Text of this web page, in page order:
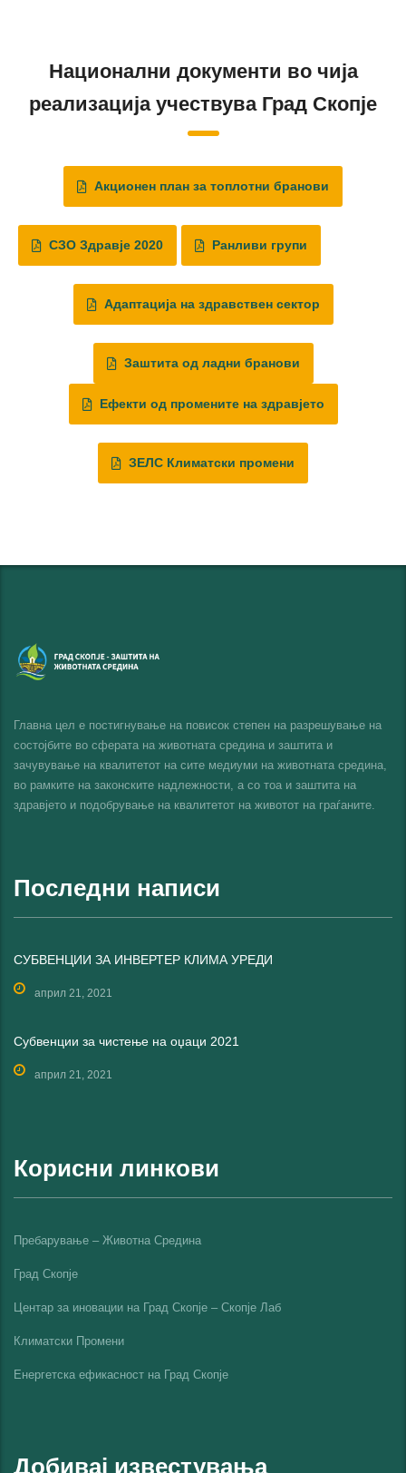
Национални документи во чија
реализација учествува Град Скопје
Акционен план за топлотни бранови
СЗО Здравје 2020 Ранливи групи
Адаптација на здравствен сектор
Заштита од ладни бранови
Ефекти од промените на здравјето
ЗЕЛС Климатски промени
Главна цел е постигнување на повисок степен на разрешување на
состојбите во сферата на животната средина и заштита и
зачувување на квалитетот на сите медиуми на животната средина,
во рамките на законските надлежности, а со тоа и заштита на
здравјето и подобрување на квалитетот на животот на граѓаните.
Последни написи
СУБВЕНЦИИ ЗА ИНВЕРТЕР КЛИМА УРЕДИ
април 21, 2021
Субвенции за чистење на оџаци 2021
април 21, 2021
Корисни линкови
Пребарување – Животна Средина
Град Скопје
Центар за иновации на Град Скопје – Скопје Лаб
Климатски Промени
Енергетска ефикасност на Град Скопјe
Добивај известувања